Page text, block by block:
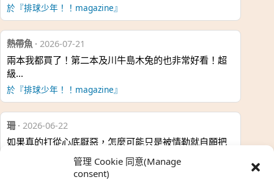
管理 Cookie 同意(Manage
consent)
於『排球少年！！magazine』
熱帶魚 · 2026-07-21
兩本我都買了！第二本及川牛島木兔的也非常好看！超
級…
於『排球少年！！magazine』
珊· 2026-06-22
如果真的打從心底厭惡，怎麼可能只是被情勒就自願把